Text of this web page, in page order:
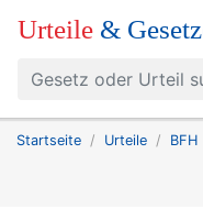
Urteile &
Startseite Urteile BFH